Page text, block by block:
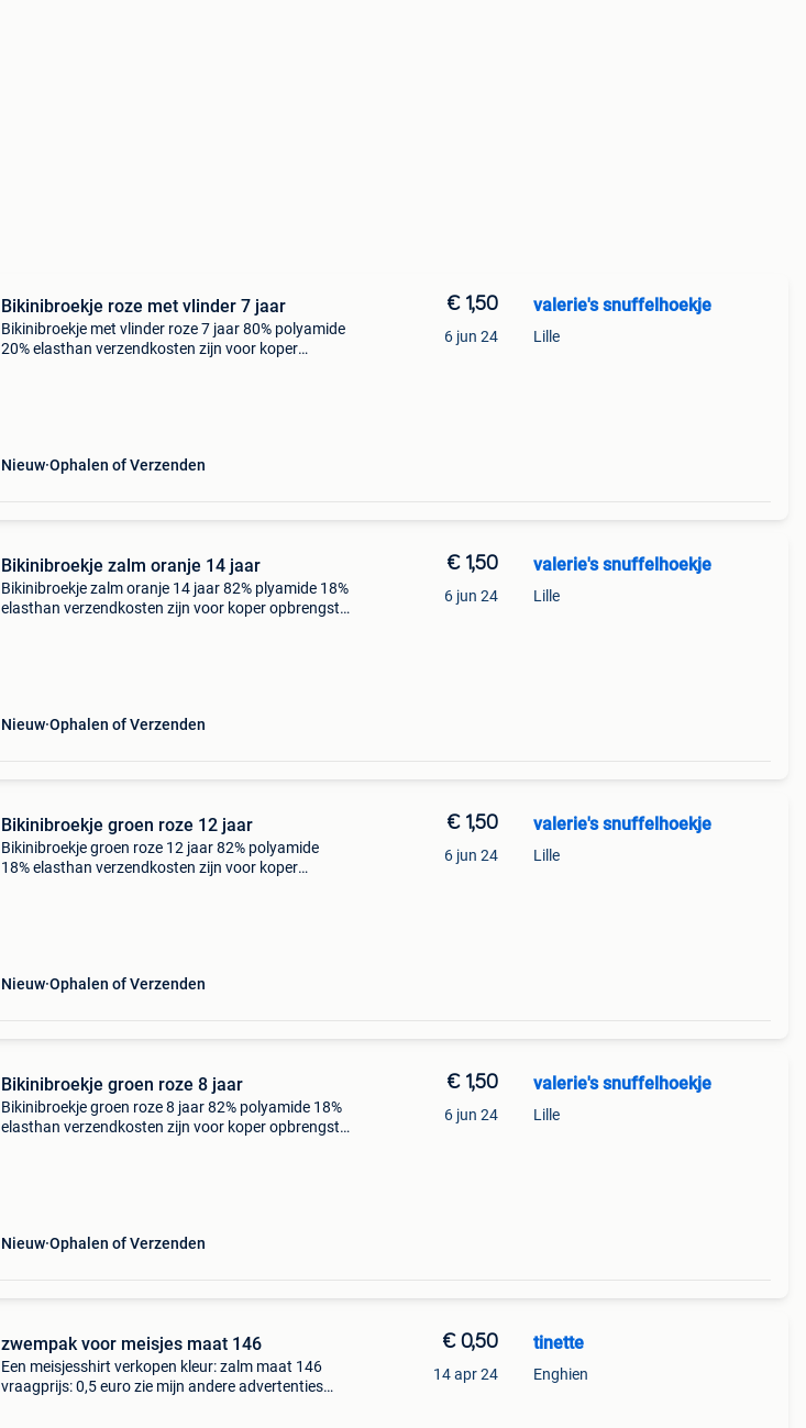
Bikinibroekje roze met vlinder 7 jaar
Bikinibroekje met vlinder roze 7 jaar 80% polyamide
20% elasthan verzendkosten zijn voor koper
Nieuw Ophalen of Verzenden
€ 1,50
6 jun 24
valerie's snuffelhoekje
Lille
Bikinibroekje zalm oranje 14 jaar
Bikinibroekje zalm oranje 14 jaar 82% plyamide 18%
elasthan verzendkosten zijn voor koper opbrengst
Nieuw Ophalen of Verzenden
€ 1,50
6 jun 24
valerie's snuffelhoekje
Lille
Bikinibroekje groen roze 12 jaar
Bikinibroekje groen roze 12 jaar 82% polyamide
18% elasthan verzendkosten zijn voor koper
Nieuw Ophalen of Verzenden
€ 1,50
6 jun 24
valerie's snuffelhoekje
Lille
Bikinibroekje groen roze 8 jaar
Bikinibroekje groen roze 8 jaar 82% polyamide 18%
elasthan verzendkosten zijn voor koper opbrengst
Nieuw Ophalen of Verzenden
€ 1,50
6 jun 24
valerie's snuffelhoekje
Lille
zwempak voor meisjes maat 146
Een meisjesshirt verkopen kleur: zalm maat 146
vraagprijs: 0,5 euro zie mijn andere advertenties
€ 0,50
14 apr 24
tinette
Enghien